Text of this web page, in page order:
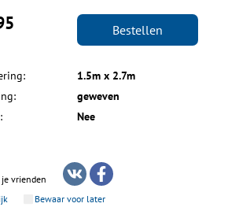
Bestellen
1.5m x 2.7m
geweven
Nee
vrienden
Bewaar voor later